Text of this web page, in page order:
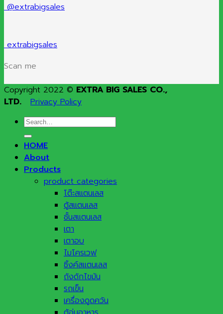
@extrabigsales
extrabigsales
Scan me
Copyright 2022 © EXTRA BIG SALES CO.,
LTD.
Privacy Policy
Search
for:
HOME
About
Products
product categories
โต๊ะสแตนเลส
ตู้สแตนเลส
ชั้นสแตนเลส
เตา
เตาอบ
ไมโครเวฟ
ซิ้งค์สแตนเลส
ถังดักไขมัน
รถเข็น
เครื่องดูดควัน